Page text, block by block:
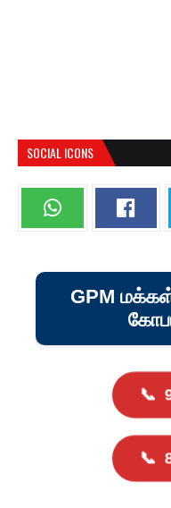
SOCIAL ICONS
GPM
📞
📞